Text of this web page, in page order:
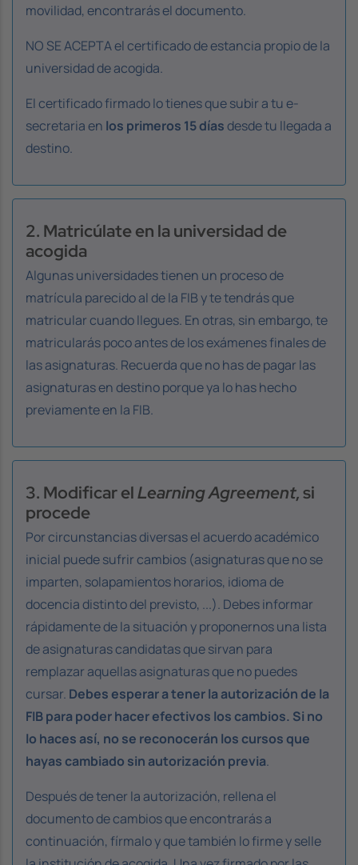
movilidad, encontrarás el documento.
NO SE ACEPTA el certificado de estancia propio de la
universidad de acogida.
El certificado firmado lo tienes que subir a tu e-
secretaria en los primeros 15 díasdesde tu llegada a
destino.
2. Matricúlate en la universidad de
acogida
Algunas universidades tienen un proceso de
matrícula parecido al de la FIB y te tendrás que
matricular cuando llegues. En otras, sin embargo, te
matricularás poco antes de los exámenes finales de
las asignaturas. Recuerda que no has de pagar las
asignaturas en destino porque ya lo has hecho
previamente en la FIB.
3. Modificar elLearning Agreement, si
procede
Por circunstancias diversas el acuerdo académico
inicial puede sufrir cambios (asignaturas que no se
imparten, solapamientos horarios, idioma de
docencia distinto del previsto, ...). Debes informar
rápidamente de la situación y proponernos una lista
de asignaturas candidatas que sirvan para
remplazar aquellas asignaturas que no puedes
cursar. Debes esperar a tener la autorización de la
FIB para poder hacer efectivos los cambios. Si no
lo haces así, no se reconocerán los cursos que
hayas cambiado sin autorización previa.
Después de tener la autorización, rellena el
documento de cambios que encontrarás a
continuación, fírmalo y que también lo firme y selle